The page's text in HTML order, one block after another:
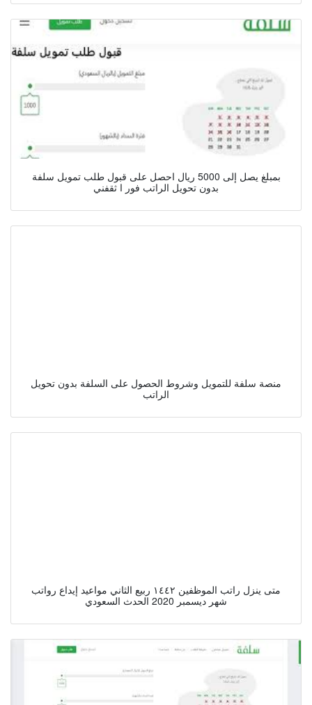
بمبلغ يصل إلى 5000 ريال احصل على قبول طلب تمويل سلفة
بدون تحويل الراتب فور ا ثقفني
منصة سلفة للتمويل وشروط الحصول على السلفة بدون تحويل
الراتب
متى ينزل راتب الموظفين ١٤٤٢ ربيع الثاني مواعيد إيداع رواتب
شهر ديسمبر 2020 الحدث السعودي